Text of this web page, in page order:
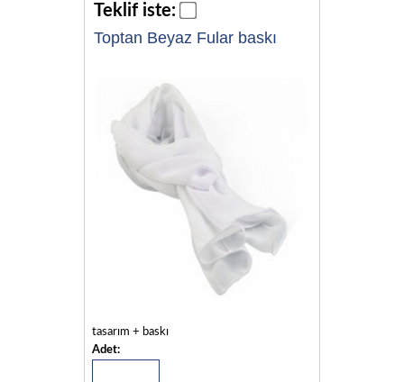
Teklif iste:
Toptan Beyaz Fular baskı
tasarım + baskı
Adet: